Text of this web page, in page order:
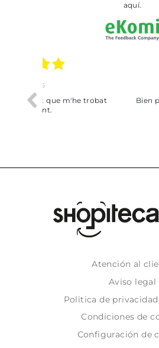
aquí.
trobat
Bien pero soy de
dejado recoger en
Atención al
Aviso legal
Politica de
Condiciones de
Configuración de